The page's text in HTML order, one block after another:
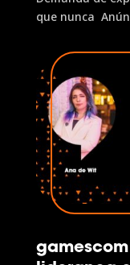
que nunca
ONL revelados
fortalecem a
já...